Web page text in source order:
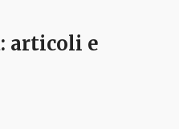
: articoli e